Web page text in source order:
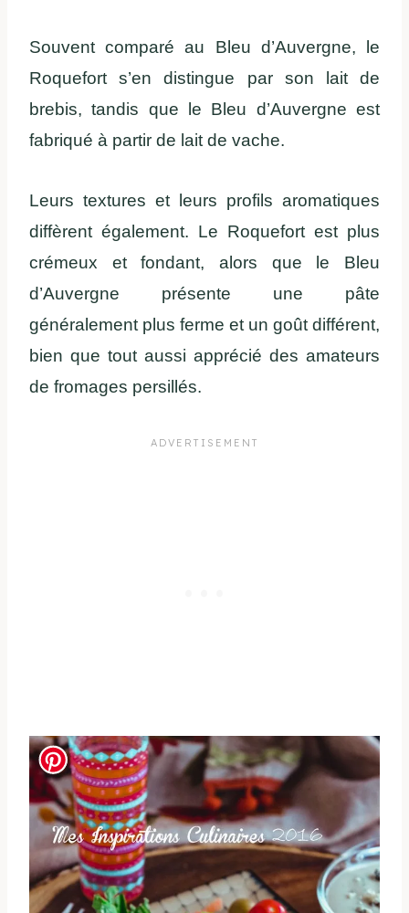
Souvent comparé au Bleu d’Auvergne, le
Roquefort s’en distingue par son lait de
brebis, tandis que le Bleu d’Auvergne est
fabriqué à partir de lait de vache.
Leurs textures et leurs profils aromatiques
diffèrent également. Le Roquefort est plus
crémeux et fondant, alors que le Bleu
d’Auvergne présente une pâte
généralement plus ferme et un goût différent,
bien que tout aussi apprécié des amateurs
de fromages persillés.